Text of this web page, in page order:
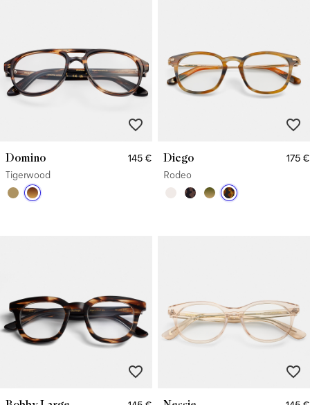
Domino
145 €
Tigerwood
Diego
175 €
Rodeo